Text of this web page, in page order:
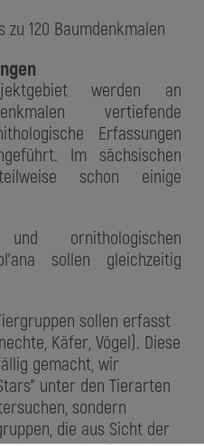
120 Baumdenkmalen
werden an
vertiefende
Erfassungen
Im sächsischen
schon einige
ornithologischen
sollen gleichzeitig
sollen erfasst
Käfer, Vögel). Diese
gemacht, wir
unter den Tierarten
sondern
die aus Sicht der